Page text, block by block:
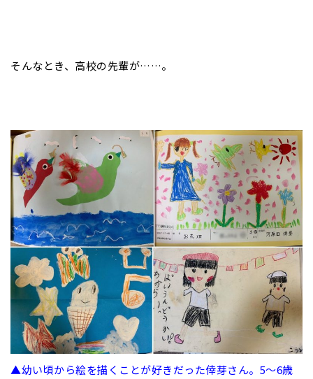
そんなとき、高校の先輩が……。
▲幼い頃から絵を描くことが好きだった倖芽さん。5～6歳